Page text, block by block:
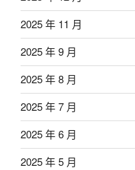
2025 年 11 月
2025 年 9 月
2025 年 8 月
2025 年 7 月
2025 年 6 月
2025 年 5 月